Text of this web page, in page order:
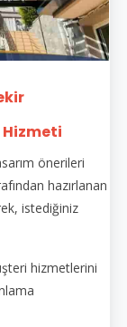
Hizmeti
önerileri
hazırlanan
istediğiniz
hizmetlerini